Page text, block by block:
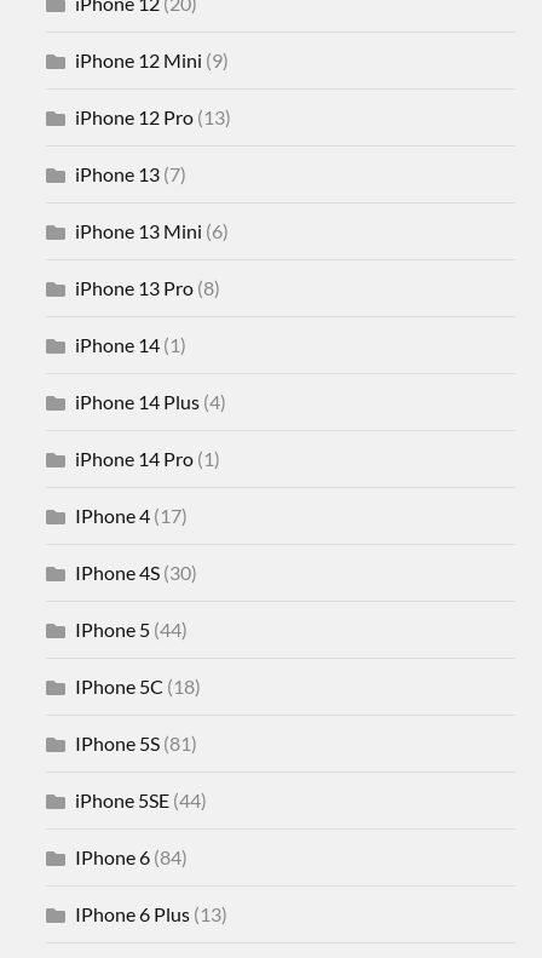
iPhone 12 Mini (9)
iPhone 12 Pro (13)
iPhone 13 (7)
iPhone 13 Mini (6)
iPhone 13 Pro (8)
iPhone 14 (1)
iPhone 14 Plus (4)
iPhone 14 Pro (1)
IPhone 4 (17)
IPhone 4S (30)
IPhone 5 (44)
IPhone 5C (18)
IPhone 5S (81)
iPhone 5SE (44)
IPhone 6 (84)
IPhone 6 Plus (13)